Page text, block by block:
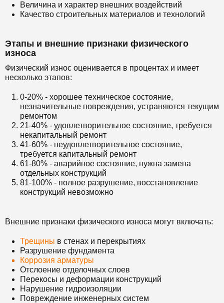
Величина и характер внешних воздействий
Качество строительных материалов и технологий
Этапы и внешние признаки физического
износа
Физический износ оценивается в процентах и имеет
несколько этапов:
0-20% - хорошее техническое состояние,
незначительные повреждения, устраняются текущим
ремонтом
21-40% - удовлетворительное состояние, требуется
некапитальный ремонт
41-60% - неудовлетворительное состояние,
требуется капитальный ремонт
61-80% - аварийное состояние, нужна замена
отдельных конструкций
81-100% - полное разрушение, восстановление
конструкций невозможно
Внешние признаки физического износа могут включать:
Трещины в стенах и перекрытиях
Разрушение фундамента
Коррозия арматуры
Отслоение отделочных слоев
Перекосы и деформации конструкций
Нарушение гидроизоляции
Повреждение инженерных систем